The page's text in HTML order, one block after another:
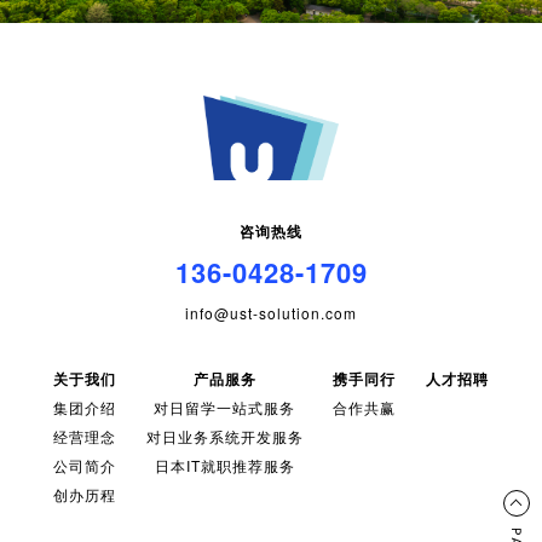
咨询热线
136-0428-1709
info@ust-solution.com
关于我们
集团介绍
经营理念
公司简介
创办历程
产品服务
对日留学一站式服务
对日业务系统开发服务
日本IT就职推荐服务
携手同行
合作共赢
人才招聘